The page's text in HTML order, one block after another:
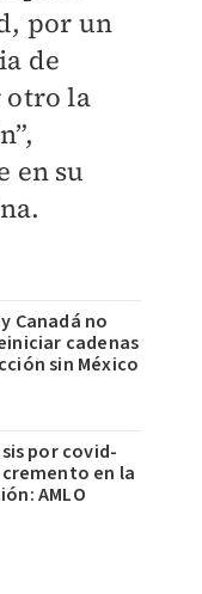
por un
de
otro la
en su
y Canadá no
cadenas
sin México
por covid-
en la
AMLO